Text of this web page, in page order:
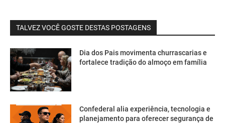
TALVEZ VOCÊ GOSTE DESTAS POSTAGENS
Dia dos Pais movimenta churrascarias e
fortalece tradição do almoço em família
Confederal alia experiência, tecnologia e
planejamento para oferecer segurança de